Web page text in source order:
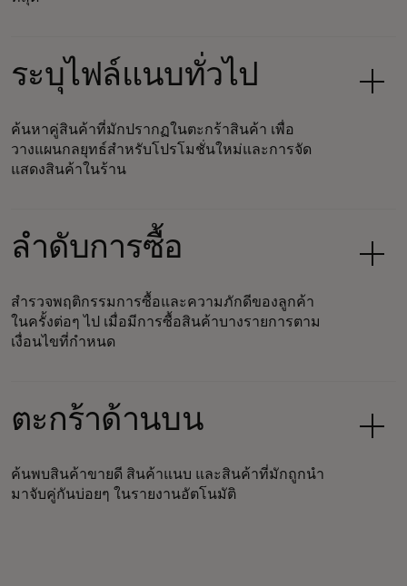
ระบุไฟล์แนบทั่วไป
ค้นหาคู่สินค้าที่มักปรากฏในตะกร้าสินค้า เพื่อ
วางแผนกลยุทธ์สำหรับโปรโมชั่นใหม่และการจัด
แสดงสินค้าในร้าน
ลำดับการซื้อ
สำรวจพฤติกรรมการซื้อและความภักดีของลูกค้า
ในครั้งต่อๆ ไป เมื่อมีการซื้อสินค้าบางรายการตาม
เงื่อนไขที่กำหนด
ตะกร้าด้านบน
ค้นพบสินค้าขายดี สินค้าแนบ และสินค้าที่มักถูกนำ
มาจับคู่กันบ่อยๆ ในรายงานอัตโนมัติ